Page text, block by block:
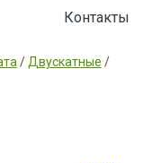
Контакты
/ Двускатные /